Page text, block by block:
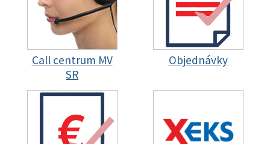
Call centrum MV
SR
Objednávky